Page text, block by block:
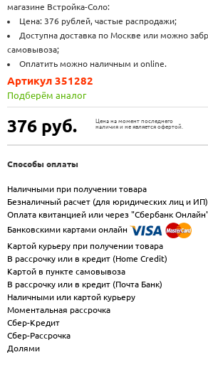
магазине Встройка-Соло:
Цена: 376 рублей, частые распродажи;
Доступна доставка по Москве или можно
самовывоза;
Оплатить можно наличным и online.
376 руб.
Цена на момент последнего
наличия и не является офертой.
Артикул 351282
Подберём аналог
Способы оплаты
Наличными при получении товара
Безналичный расчет (для юридических лиц и ИП)
Оплата квитанцией или через "Сбербанк
Банковскими картами онлайн
Картой курьеру при получении товара
В рассрочку или в кредит (Home Credit)
Картой в пункте самовывоза
В рассрочку или в кредит (Почта Банк)
Наличными или картой курьеру
Моментальная рассрочка
Сбер-Кредит
Сбер-Рассрочка
Долями